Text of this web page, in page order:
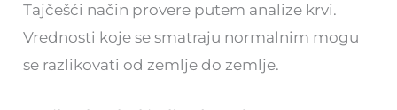
Тajčešći način provere putem analize krvi.
Vrednosti koje se smatraju normalnim mogu
se razlikovati od zemlje do zemlje.